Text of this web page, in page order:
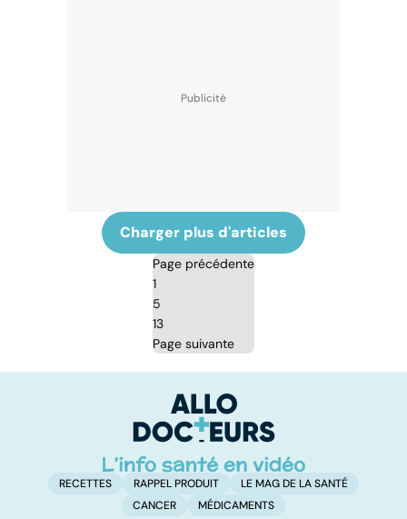
Charger plus d'articles
Page précédente
1
5
13
Page suivante
RECETTES RAPPEL PRODUIT
LE MAG DE LA SANTÉ
CANCER
MÉDICAMENTS